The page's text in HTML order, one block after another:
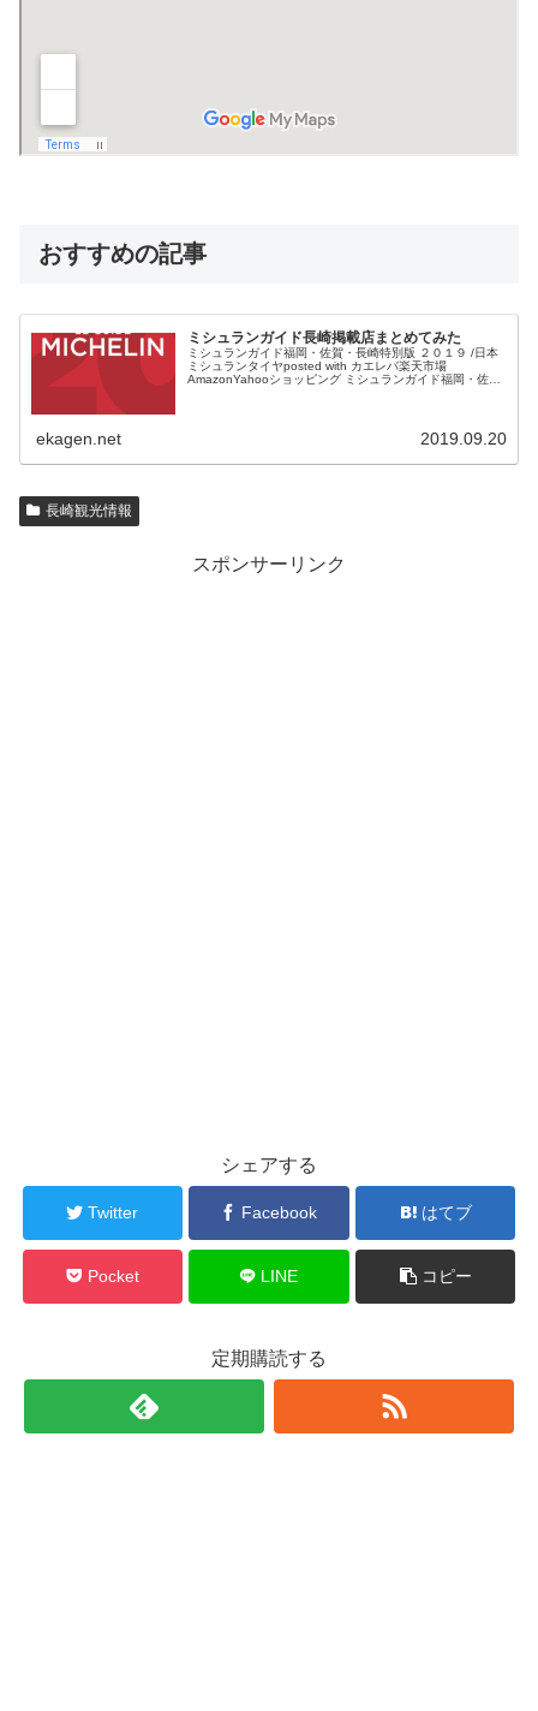
おすすめの記事
ミシュランガイド長崎掲載店まとめてみた
ミシュランガイド福岡・佐賀・長崎特別版 ２０１９ /日本
ミシュランタイヤposted with カエレバ楽天市場
AmazonYahooショッピング ミシュランガイド福岡・佐
ekagen.net 2019.09.20
長崎観光情報
スポンサーリンク
シェアする
Twitter Facebook はてブ
Pocket LINE コピー
定期購読する